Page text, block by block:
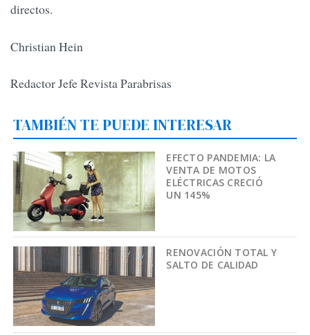
directos.
Christian Hein
Redactor Jefe Revista Parabrisas
TAMBIÉN TE PUEDE INTERESAR
EFECTO PANDEMIA: LA
VENTA DE MOTOS
ELÉCTRICAS CRECIÓ
UN 145%
RENOVACIÓN TOTAL Y
SALTO DE CALIDAD